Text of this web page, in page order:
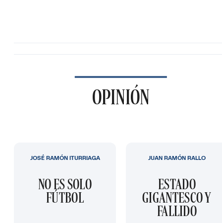
OPINIÓN
NO ES SOLO
FÚTBOL
JOSÉ RAMÓN ITURRIAGA
ESTADO
GIGANTESCO Y
FALLIDO
JUAN RAMÓN RALLO